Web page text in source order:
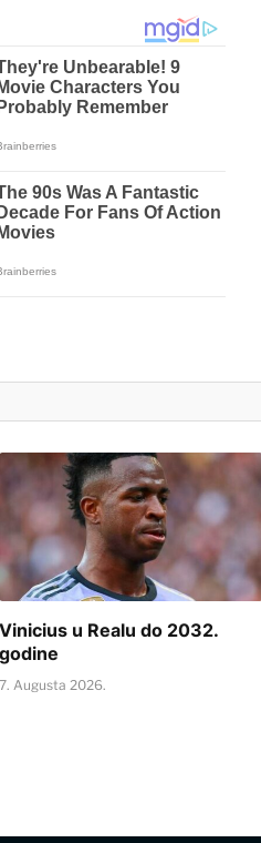
Vinicius u Realu do 2032.
godine
7. Augusta 2026.